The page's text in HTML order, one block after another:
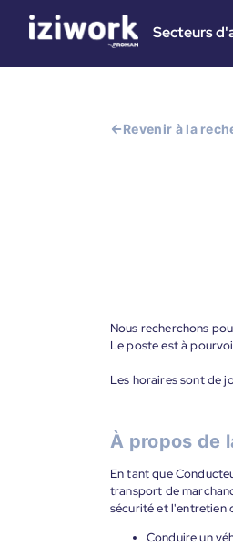
Secteurs
Revenir à la
Nous recherchons
Le poste est à
Les horaires sont de
À propos de
En tant que
transport de
sécurité et l'entretien
Conduire un